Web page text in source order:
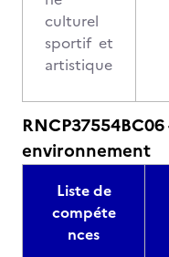
culturel
sportif et
artistique
environnement
Liste de
compéte
nces